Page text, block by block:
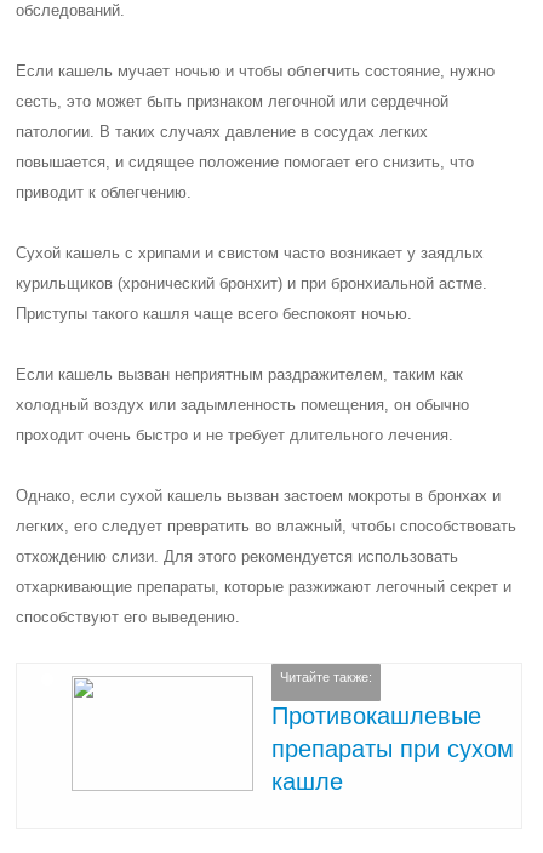
обследований.
Если кашель мучает ночью и чтобы облегчить состояние, нужно
сесть, это может быть признаком легочной или сердечной
патологии. В таких случаях давление в сосудах легких
повышается, и сидящее положение помогает его снизить, что
приводит к облегчению.
Сухой кашель с хрипами и свистом часто возникает у заядлых
курильщиков (хронический бронхит) и при бронхиальной астме.
Приступы такого кашля чаще всего беспокоят ночью.
Если кашель вызван неприятным раздражителем, таким как
холодный воздух или задымленность помещения, он обычно
проходит очень быстро и не требует длительного лечения.
Однако, если сухой кашель вызван застоем мокроты в бронхах и
легких, его следует превратить во влажный, чтобы способствовать
отхождению слизи. Для этого рекомендуется использовать
отхаркивающие препараты, которые разжижают легочный секрет и
способствуют его выведению.
Читайте также:
Противокашлевые
препараты при сухом
кашле